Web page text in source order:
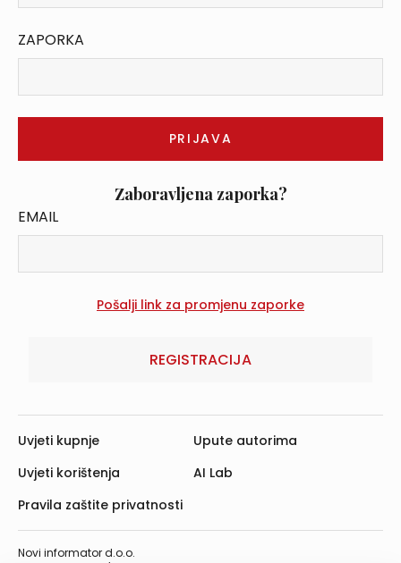
ZAPORKA
Zaboravljena zaporka?
EMAIL
REGISTRACIJA
Novi informator d.o.o.
Uvjeti kupnje
Uvjeti korištenja
Pravila zaštite privatnosti
Upute autorima
AI Lab